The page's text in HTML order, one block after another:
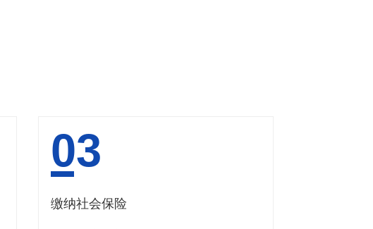
03
缴纳社会保险